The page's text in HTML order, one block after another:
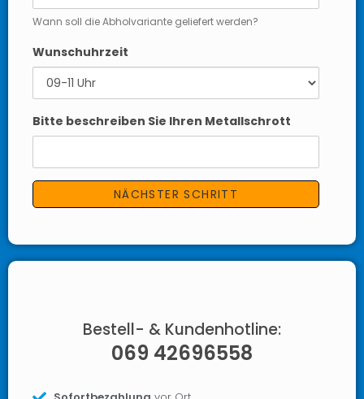
Wann soll die Abholvariante geliefert werden?
Wunschuhrzeit
Bitte beschreiben Sie Ihren Metallschrott
Bestell- & Kundenhotline:
069 42696558